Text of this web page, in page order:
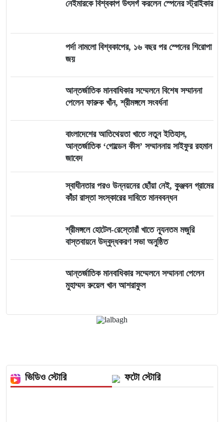
নেইমারকে বিশ্বকাপ উৎসর্গ করলেন স্পেনের স্ট্রাইকার
পর্দা নামলো বিশ্বকাপের, ১৬ বছর পর স্পেনের শিরোপা
জয়
আন্তর্জাতিক মানবাধিকার সম্মেলনে বিশেষ সম্মাননা
পেলেন ফারুক খাঁন, শ্রীমঙ্গলে সংবর্ধনা
বাংলাদেশের আতিথেয়তা খাতে নতুন ইতিহাস,
আন্তর্জাতিক ‘গোল্ডেন কীস’ সম্মাননায় সাইফুর রহমান
জাবেদ
স্বাধীনতার পরও উন্নয়নের ছোঁয়া নেই, কুঞ্জবন গ্রামের
কাঁচা রাস্তা সংস্কারের দাবিতে মানববন্ধন
শ্রীমঙ্গলে হোটেল-রেস্তোরাঁ খাতে ন্যূনতম মজুরি
বাস্তবায়নে উদ্বুদ্ধকরণ সভা অনুষ্ঠিত
আন্তর্জাতিক মানবাধিকার সম্মেলনে সম্মাননা পেলেন
মুহাম্মদ রুয়েল খান আশরাফুল
ভিডিও স্টোরি ফটো স্টোরি